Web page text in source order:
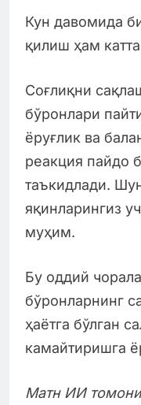
Кун давомида
қилиш ҳам
Соғлиқни
бўронлари
ёруғлик ва
реакция пайдо
таъкидлади.
яқинларингиз
муҳим.
Бу оддий
бўронларнинг
ҳаётга бўлган
камайтиришга
Матн ИИ